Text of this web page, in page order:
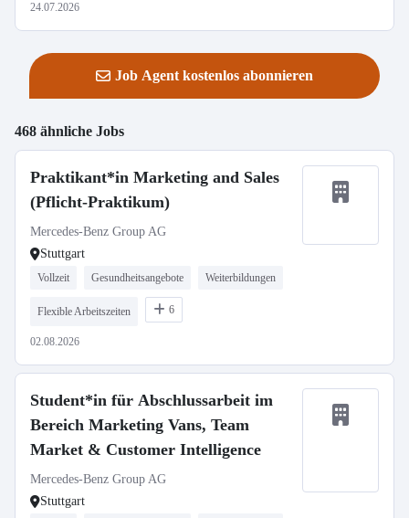
24.07.2026
Job Agent kostenlos abonnieren
468 ähnliche Jobs
Praktikant*in Marketing and Sales
(Pflicht-Praktikum)
Mercedes-Benz Group AG
Stuttgart
Vollzeit Gesundheitsangebote Weiterbildungen
Flexible Arbeitszeiten 6
02.08.2026
Student*in für Abschlussarbeit im
Bereich Marketing Vans, Team
Market & Customer Intelligence
Mercedes-Benz Group AG
Stuttgart